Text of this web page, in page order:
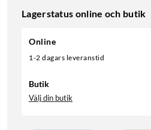
Lagerstatus online och butik
Online
1-2 dagars leveranstid
Butik
Välj din butik